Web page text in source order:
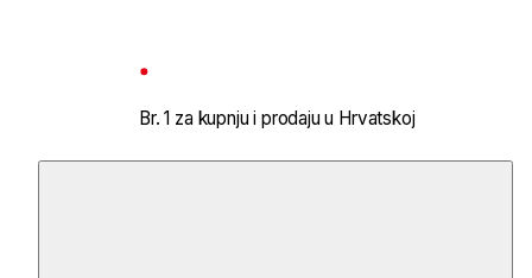
Br. 1 za kupnju i prodaju u Hrvatskoj